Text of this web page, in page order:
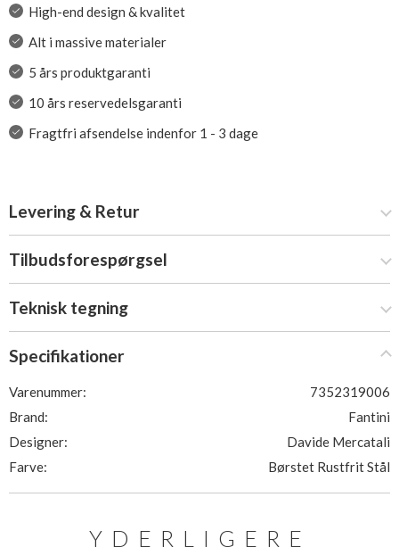
High-end design & kvalitet
Alt i massive materialer
5 års produktgaranti
10 års reservedelsgaranti
Fragtfri afsendelse indenfor 1 - 3 dage
Levering & Retur
Tilbudsforespørgsel
Teknisk tegning
Specifikationer
Varenummer:
7352319006
Brand:
Fantini
Designer:
Davide Mercatali
Farve:
Børstet Rustfrit Stål
YDERLIGERE